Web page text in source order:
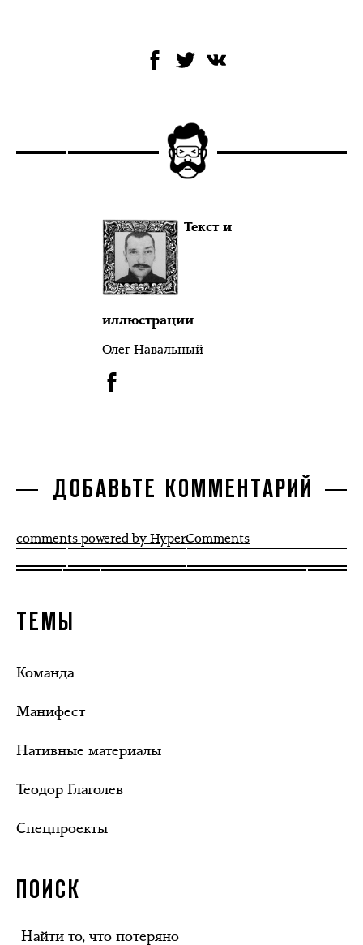
Текст и
иллюстрации
Олег Навальный
ДОБАВЬТЕ КОММЕНТАРИЙ
comments powered by HyperComments
ТЕМЫ
Команда
Манифест
Нативные материалы
Теодор Глаголев
Спецпроекты
ПОИСК